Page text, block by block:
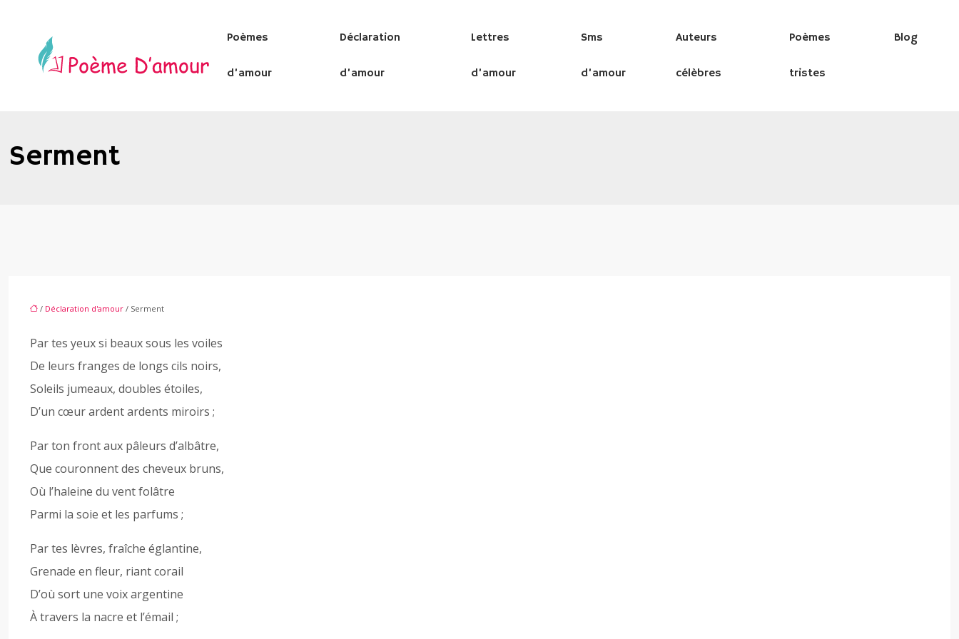
Poèmes
d’amour
Déclaration
d’amour
Lettres
d’amour
Sms
d’amour
Auteurs
célèbres
Poèmes
tristes
Blog
Serment
/ Déclaration d'amour / Serment
Par tes yeux si beaux sous les voiles
De leurs franges de longs cils noirs,
Soleils jumeaux, doubles étoiles,
D’un cœur ardent ardents miroirs ;
Par ton front aux pâleurs d’albâtre,
Que couronnent des cheveux bruns,
Où l’haleine du vent folâtre
Parmi la soie et les parfums ;
Par tes lèvres, fraîche églantine,
Grenade en fleur, riant corail
D’où sort une voix argentine
À travers la nacre et l’émail ;